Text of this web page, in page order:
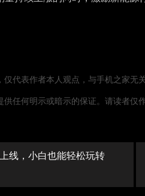
仅代表作者本人观点，与手机之家
任何明示或暗示的保证。请读者仅
线，小白也能轻松玩转